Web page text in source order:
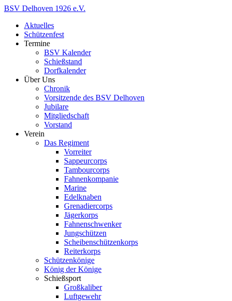
Zum
springen
BSV Delhoven 1926 e.V.
Aktuelles
Schützenfest
Termine
BSV Kalender
Schießstand
Dorfkalender
Über Uns
Chronik
Vorsitzende des BSV Delhoven
Jubilare
Mitgliedschaft
Vorstand
Verein
Das Regiment
Vorreiter
Sappeurcorps
Tambourcorps
Fahnenkompanie
Marine
Edelknaben
Grenadiercorps
Jägerkorps
Fahnenschwenker
Jungschützen
Scheibenschützenkorps
Reiterkorps
Schützenkönige
König der Könige
Schießsport
Großkaliber
Luftgewehr